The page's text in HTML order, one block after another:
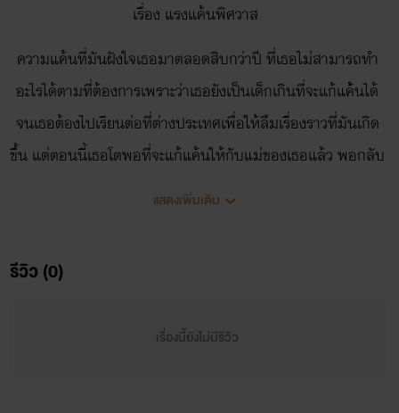
เรื่อง แรงแค้นพิศวาส
ความแค้นที่มันฝังใจเธอมาตลอดสิบกว่าปี ที่เธอไม่สามารถทำ
อะไรได้ตามที่ต้องการเพราะว่าเธอยังเป็นเด็กเกินที่จะแก้แค้้นได้
จนเธอต้องไปเรียนต่อที่ต่างประเทศเพื่อให้ลืมเรื่องราวที่มันเกิด
ขึ้น แต่ตอนนี้เธอโตพอที่จะแก้แค้นให้กับแม่ของเธอแล้ว พอกลับ
มาอยู่ที่ไทยอีกครั้งความแค้้นนั้นมันก็ทำให้เธออยากจะแก้แค้น
คิดว่าฉันจะปล่อยเธอ"
แสดงเพิ่มเติม
รีวิว (0)
เรื่องนี้ยังไม่มีรีวิว